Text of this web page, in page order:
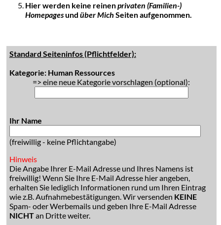
Hier werden keine reinenprivaten (Familien-)
Homepagesund über Mich Seiten aufgenommen.
Standard Seiteninfos (Pflichtfelder):
Kategorie: Human Ressources
=> eine neue Kategorie vorschlagen (optional):
Ihr Name
(freiwillig - keine Pflichtangabe)
Hinweis
Die Angabe Ihrer E-Mail Adresse und Ihres Namens ist
freiwillig! Wenn Sie Ihre E-Mail Adresse hier angeben,
erhalten Sie lediglich Informationen rund um Ihren Eintrag
wie z.B. Aufnahmebestätigungen. Wir versenden KEINE
Spam- oder Werbemails und geben Ihre E-Mail Adresse
NICHTan Dritte weiter.